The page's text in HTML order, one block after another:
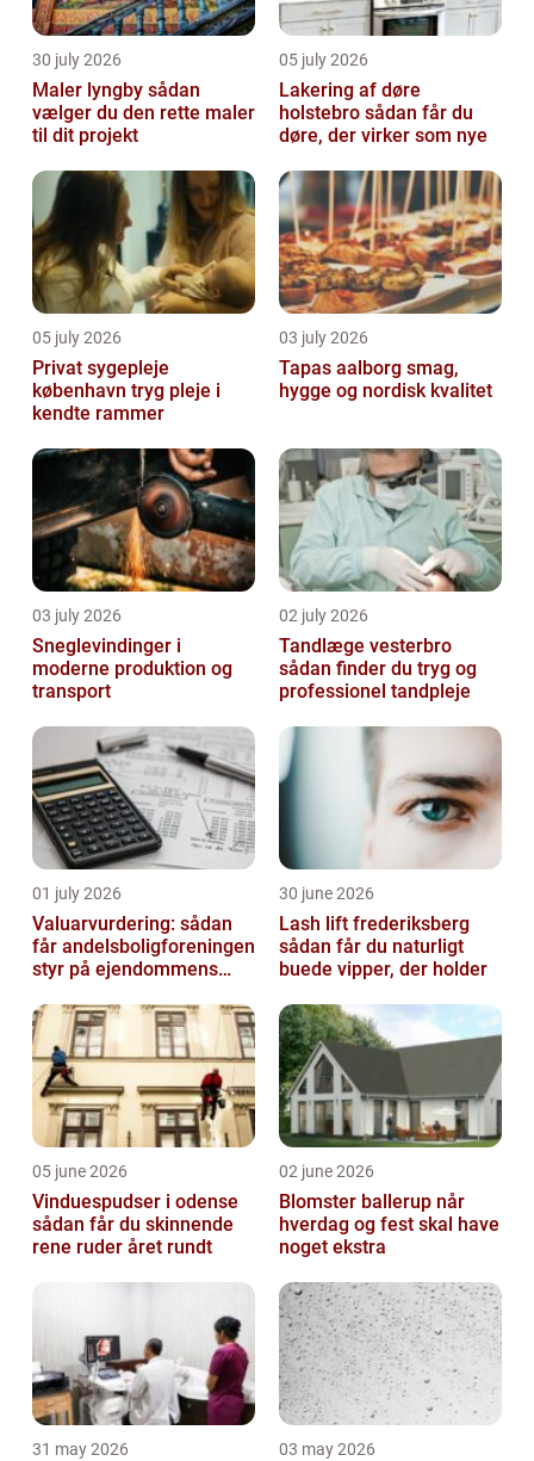
30 july 2026
Maler lyngby sådan
vælger du den rette maler
til dit projekt
05 july 2026
Lakering af døre
holstebro sådan får du
døre, der virker som nye
05 july 2026
Privat sygepleje
københavn tryg pleje i
kendte rammer
03 july 2026
Tapas aalborg smag,
hygge og nordisk kvalitet
03 july 2026
Sneglevindinger i
moderne produktion og
transport
02 july 2026
Tandlæge vesterbro
sådan finder du tryg og
professionel tandpleje
01 july 2026
Valuarvurdering: sådan
får andelsboligforeningen
styr på ejendommens
30 june 2026
Lash lift frederiksberg
sådan får du naturligt
buede vipper, der holder
05 june 2026
Vinduespudser i odense
sådan får du skinnende
rene ruder året rundt
02 june 2026
Blomster ballerup når
hverdag og fest skal have
noget ekstra
31 may 2026 03 may 2026